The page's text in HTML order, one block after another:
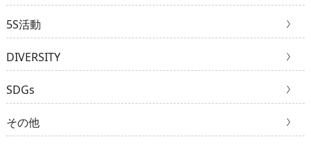
5S活動
DIVERSITY
SDGs
その他